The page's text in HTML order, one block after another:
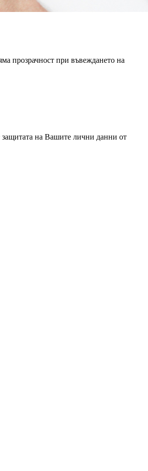
прозрачност при въвеждането на
защитата на Вашите лични данни от